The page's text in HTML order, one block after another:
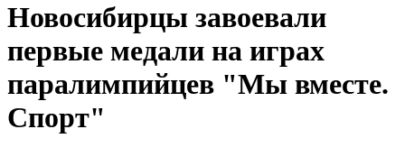
Новосибирцы завоевали
первые медали на играх
паралимпийцев "Мы вместе.
Спорт"